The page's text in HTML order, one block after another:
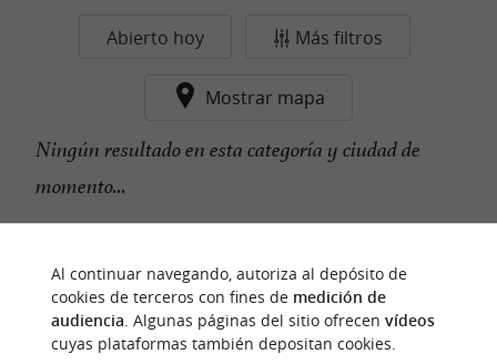
Abierto hoy Más filtros
Mostrar mapa
Ningún resultado en esta categoría y ciudad de
momento...
n
u
e
s
t
r
o
f
a
v
o
r
i
t
o
Al continuar navegando, autoriza al depósito de
cookies de terceros con fines de medición de
audiencia. Algunas páginas del sitio ofrecen vídeos
cuyas plataformas también depositan cookies.